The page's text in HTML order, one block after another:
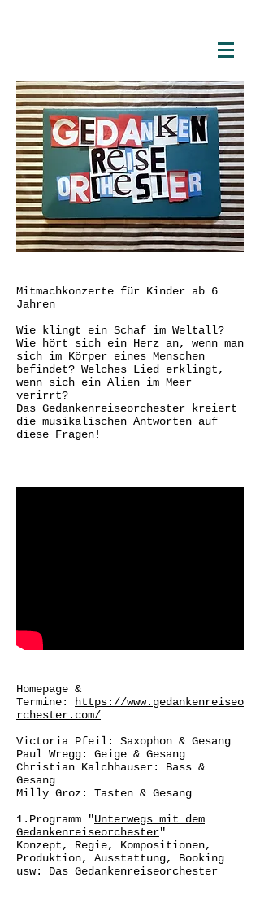
Mitmachkonzerte für Kinder ab 6
Jahren
Wie klingt ein Schaf im Weltall?
Wie hört sich ein Herz an, wenn man
sich im Körper eines Menschen
befindet? Welches Lied erklingt,
wenn sich ein Alien im Meer
verirrt?
Das Gedankenreiseorchester kreiert
die musikalischen Antworten auf
diese Fragen!
Homepage &
Termine:
https://www.gedankenreiseo
rchester.com/
Victoria Pfeil: Saxophon & Gesang
Paul Wregg: Geige & Gesang
Christian Kalchhauser: Bass &
Gesang
Milly Groz: Tasten & Gesang
1.Programm "Unterwegs mit dem
Gedankenreiseorchester"
Konzept, Regie, Kompositionen,
Produktion, Ausstattung, Booking
usw: Das Gedankenreiseorchester